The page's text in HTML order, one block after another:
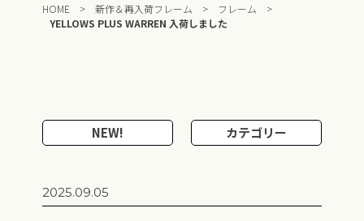
HOME > 新作＆再入荷フレーム > フレーム
>
YELLOWS PLUS WARREN 入荷しました
NEW! カテゴリー
2025.09.05